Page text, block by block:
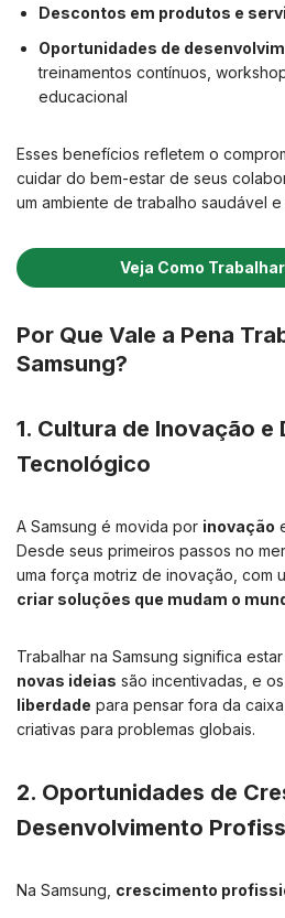
Descontos em produtos e
Oportunidades de
treinamentos contínuos,
educacional
Esses benefícios refletem o
cuidar do bem-estar de seus
um ambiente de trabalho saudável e
Veja Como
Por Que Vale a Pena
Samsung?
1. Cultura de Inovação
Tecnológico
A Samsung é movida por inovação
Desde seus primeiros passos no
uma força motriz de inovação, com
criar soluções que mudam o
Trabalhar na Samsung significa
novas ideias são incentivadas, e os
liberdade para pensar fora da
criativas para problemas globais.
2. Oportunidades de
Desenvolvimento
Na Samsung, crescimento